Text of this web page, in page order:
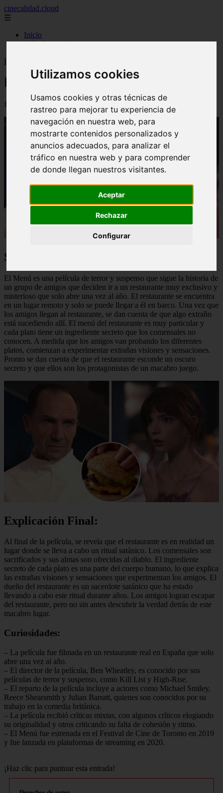
Utilizamos cookies
Usamos cookies y otras técnicas de
rastreo para mejorar tu experiencia de
navegación en nuestra web, para
mostrarte contenidos personalizados y
anuncios adecuados, para analizar el
tráfico en nuestra web y para comprender
de donde llegan nuestros visitantes.
Aceptar
Rechazar
Configurar
cinecalidad.cloud
☰
Inicio
peliculas-gratis
Inicio
ᐉ Final Explicado El Menu
📅 13/02/2026
Sinopsis de la Película:
El Menú es una película de terror y suspenso que sigue la historia de
un grupo de amigos que deciden ir a un restaurante muy exclusivo y
misterioso que solo abre una vez al año. El restaurante se encuentra
en un lugar remoto y solo se puede llegar a él en barco. Una vez que
los amigos llegan al restaurante, se dan cuenta de que algo extraño
está sucediendo allí. El menú del restaurante es muy particular y
cada plato tiene un ingrediente secreto que los comensales no
conocen. A medida que los amigos van probando los diferentes
platos, comienzan a experimentar extrañas visiones y sensaciones.
Pronto se dan cuenta de que el restaurante esconde un oscuro
secreto y que ellos son los protagonistas de un macabro juego.
Explicación Final:
Al final de la película, se revela que el restaurante es en realidad un
lugar donde se lleva a cabo un ritual satánico. Los comensales son
sacrificados y sus almas son ofrecidas al diablo. El ingrediente
secreto de cada plato es una parte del cuerpo humano, lo que explica
las extrañas visiones y sensaciones que experimentan los amigos. El
dueño del restaurante es un sacerdote satánico que ha estado
llevando a cabo este ritual durante años. Los amigos logran escapar
del restaurante, pero no sin antes descubrir la verdad detrás de este
macabro lugar.
Curiosidades:
– La película fue filmada en un restaurante real en España que solo
abre una vez al año.
– El director de la película, Ben Wheatley, es conocido por sus
películas de terror y suspenso, como Kill List y High-Rise.
– El reparto de la película incluye a actores como Michael Smiley,
Reece Shearsmith y Julian Barratt, quienes son conocidos por su
trabajo en la comedia británica.
– La película recibió críticas mixtas, con algunos críticos elogiando
su originalidad y otros criticando su falta de cohesión y ritmo.
– El Menú fue estrenada en el Festival de Cine de Toronto en 2019
y fue lanzada en plataformas de streaming en 2020.
¡Haz clic para puntuar esta entrada!